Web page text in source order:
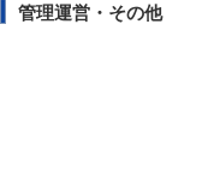
管理運営・その他